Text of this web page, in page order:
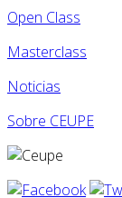
Open Class
Masterclass
Noticias
Sobre CEUPE